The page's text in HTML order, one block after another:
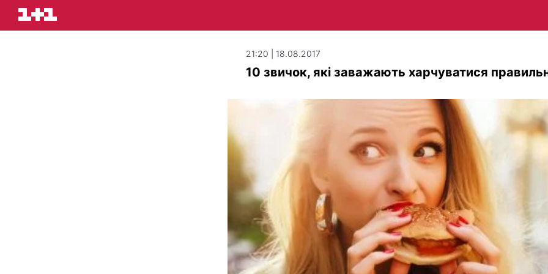
21:20 | 18.08.2017
10 звичок, які заважають харчуватися